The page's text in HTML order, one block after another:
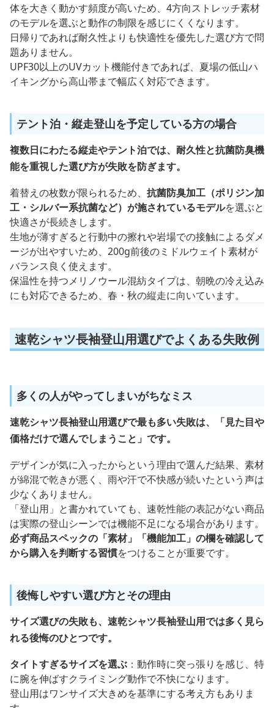
体を大きく動かす頻度が高いため、4方向ストレッチ素材
のモデルを選ぶと動作の制限を感じにくくなります。
日帰りであれば耐久性よりも快適性を優先した選び方で問
題ありません。
UPF30以上のUVカット機能付きであれば、夏場の低山ハ
イキングから高山帯まで幅広く対応できます。
テント泊・縦走登山を予定している方の場合
複数日にわたる縦走やテント泊では、耐久性と抗菌防臭機
能を重視した選び方が失敗を防ぎます。
着替えの枚数が限られるため、 抗菌防臭加工（ポリジン加
工・シルバー系抗菌など）が施されているモデルを選ぶと
快適さが長続きします。
生地が薄すぎると行動中の擦れや岩場での接触によるダメ
ージが出やすいため、200g前後のミドルウェイト素材が
バランス良く使えます。
保温性を持つメリノウール混紡タイプは、朝晩の冷え込み
にも対応できるため、春・秋の縦走に向いています。
速乾シャツ長袖登山用選びでよくある失敗例
多くの人がやってしまいがちなミス
速乾シャツ長袖登山用選びで最も多い失敗は、「見た目や
価格だけで選んでしまうこと」です。
デザインが気に入ったからという理由で選んだ結果、素材
が綿混で乾きが悪く、雨や汗で不快感が続いたという声は
少なくありません。
「登山用」と書かれていても、速乾性能の表記がない商品
は実際の登山シーンでは機能不足になる場合があります。
必ず商品スペックの「素材」「機能加工」の欄を確認して
から購入を判断する習慣をつけることが重要です。
後悔しやすい選び方とその理由
サイズ選びの失敗も、速乾シャツ長袖登山用では多く見ら
れる後悔のひとつです。
タイトすぎるサイズを選ぶ ：動作時に突っ張りを感じ、特
に腕を伸ばすクライミング動作で不快になります。
登山用はワンサイズ大きめを基準にする考え方もありま